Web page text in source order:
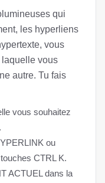
qui
les hyperliens
vous
laquelle vous
autre. Tu fais
vous souhaitez
ou
CTRL K.
ACTUEL dans la